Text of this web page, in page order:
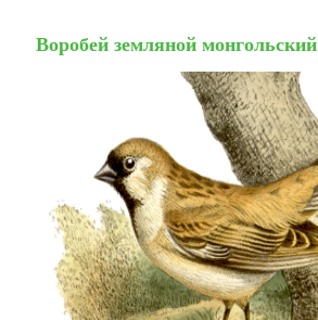
Воробей земляной монгольский